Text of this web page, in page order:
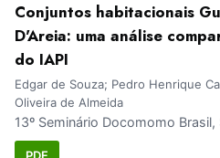
Conjuntos habitacionais
D'Areia: uma análise
do IAPI
Edgar de Souza; Pedro Henrique
Oliveira de Almeida
13º Seminário Docomomo Brasil,